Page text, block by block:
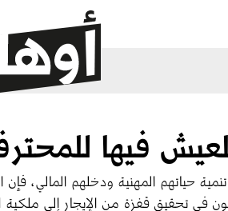
تنمية حياتهم المهنية ودخلهم المالي،
في تحقيق قفزة من الإيجار إلى ملكية